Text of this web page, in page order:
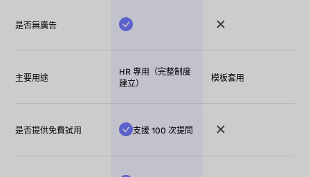
是否無廣告
主要用途
HR 專用（完整制度
建立）
模板套用
是否提供免費試用 支援 100 次提問